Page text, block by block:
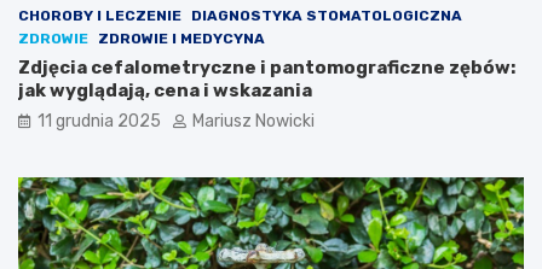
ł
e
ś
d
o
j
p
o
r
CHOROBY I LECZENIE
DIAGNOSTYKA STOMATOLOGICZNA
ZDROWIE
ZDROWIE I MEDYCYNA
Zdjęcia cefalometryczne i pantomograficzne zębów:
jak wyglądają, cena i wskazania
11 grudnia 2025 Mariusz Nowicki